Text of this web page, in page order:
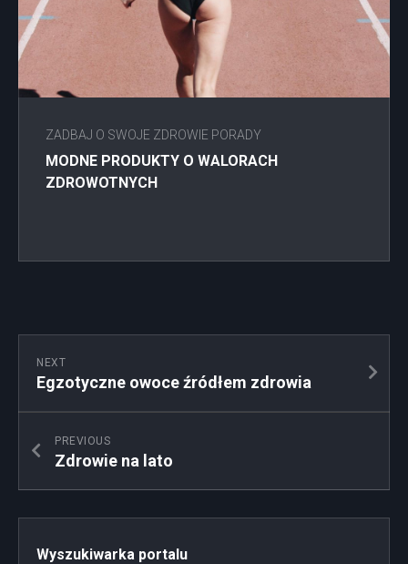
ZADBAJ O SWOJE ZDROWIE PORADY
MODNE PRODUKTY O WALORACH
ZDROWOTNYCH
NEXT
Egzotyczne owoce źródłem zdrowia
PREVIOUS
Zdrowie na lato
Wyszukiwarka portalu